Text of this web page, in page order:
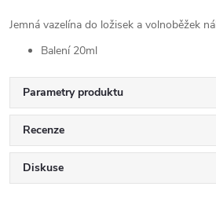
Jemná vazelína do ložisek a volnoběžek
Balení 20ml
Parametry produktu
Recenze
Diskuse